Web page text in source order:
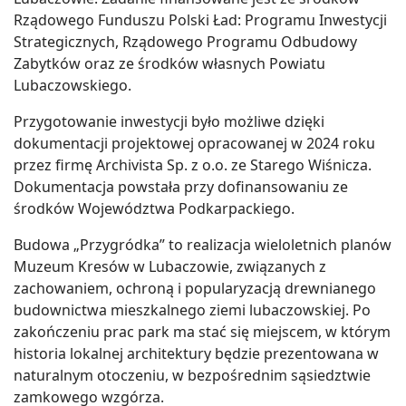
Rządowego Funduszu Polski Ład: Programu Inwestycji
Strategicznych, Rządowego Programu Odbudowy
Zabytków oraz ze środków własnych Powiatu
Lubaczowskiego.
Przygotowanie inwestycji było możliwe dzięki
dokumentacji projektowej opracowanej w 2024 roku
przez firmę Archivista Sp. z o.o. ze Starego Wiśnicza.
Dokumentacja powstała przy dofinansowaniu ze
środków Województwa Podkarpackiego.
Budowa „Przygródka” to realizacja wieloletnich planów
Muzeum Kresów w Lubaczowie, związanych z
zachowaniem, ochroną i popularyzacją drewnianego
budownictwa mieszkalnego ziemi lubaczowskiej. Po
zakończeniu prac park ma stać się miejscem, w którym
historia lokalnej architektury będzie prezentowana w
naturalnym otoczeniu, w bezpośrednim sąsiedztwie
zamkowego wzgórza.